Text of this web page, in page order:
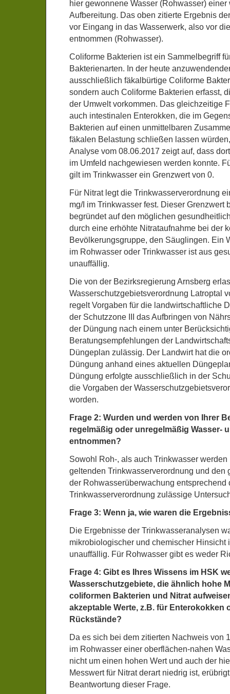
hier gewonnene Wasser (Rohwasser)
Aufbereitung. Das oben zitierte Ergebnis
vor Eingang in das Wasserwerk, also vor
entnommen (Rohwasser).
Coliforme Bakterien ist ein Sammelbegriff
Bakterienarten. In der heute
ausschließlich fäkalbürtige Coliforme
sondern auch Coliforme Bakterien erfasst,
der Umwelt vorkommen. Das gleichzeitige
auch intestinalen Enterokken, die im
Bakterien auf einen unmittelbaren
fäkalen Belastung schließen lassen
Analyse vom 08.06.2017 zeigt auf, dass
im Umfeld nachgewiesen werden konnte.
gilt im Trinkwasser ein Grenzwert von 0.
Für Nitrat legt die Trinkwasserverordnung
mg/I im Trinkwasser fest. Dieser Grenzwert
begründet auf den möglichen
durch eine erhöhte Nitrataufnahme bei der
Bevölkerungsgruppe, den Säuglingen. Ein
im Rohwasser oder Trinkwasser ist aus
unauffällig.
Die von der Bezirksregierung Arnsberg
Wasserschutzgebietsverordnung Latroptal
regelt Vorgaben für die landwirtschaftliche
der Schutzzone III das Aufbringen von
der Düngung nach einem unter
Beratungsempfehlungen der
Düngeplan zulässig. Der Landwirt hat die
Düngung anhand eines aktuellen
Düngung erfolgte ausschließlich in der
die Vorgaben der
worden.
Frage 2: Wurden und werden von Ihrer
regelmäßig oder unregelmäßig Wasser-
entnommen?
Sowohl Roh-, als auch Trinkwasser
geltenden Trinkwasserverordnung und den
der Rohwasserüberwachung entsprechend
Trinkwasserverordnung zulässige
Frage 3: Wenn ja, wie waren die
Die Ergebnisse der Trinkwasseranalysen
mikrobiologischer und chemischer Hinsicht
unauffällig. Für Rohwasser gibt es weder
Frage 4: Gibt es Ihres Wissens im HSK
Wasserschutzgebiete, die ähnlich hohe
coliformen Bakterien und Nitrat
akzeptable Werte, z.B. für Enterokokken
Rückstände?
Da es sich bei dem zitierten Nachweis von
im Rohwasser einer oberflächen-nahen
nicht um einen hohen Wert und auch der
Messwert für Nitrat derart niedrig ist,
Beantwortung dieser Frage.